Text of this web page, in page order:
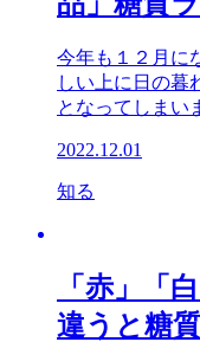
今年も１２月に
しい上に日の暮
となってしまい
2022.12.01
知る
「赤」「
違うと糖